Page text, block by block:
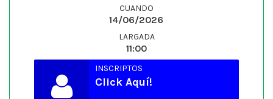
CUANDO
14/06/2026
LARGADA
11:00
INSCRIPTOS
Click Aquí!